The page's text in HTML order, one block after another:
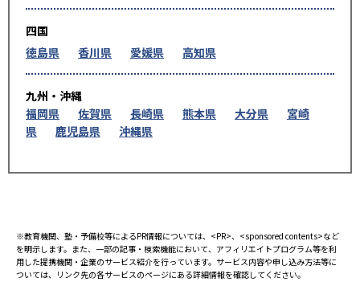
四国
徳島県
香川県 愛媛県 高知県
九州・沖縄
福岡県
佐賀県 長崎県 熊本県 大分県
宮崎
県
鹿児島県 沖縄県
※教育機関、塾・予備校等によるPR情報については、<PR>、<sponsored contents>など
を明示します。また、一部の記事・検索機能において、アフィリエイトプログラム等を利
用した提携機関・企業のサービス紹介を行っています。サービス内容や申し込み方法等に
ついては、リンク先の各サービスのページにある詳細情報を確認してください。